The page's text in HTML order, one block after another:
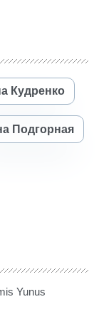
Кудренко
Подгорная
Yunus